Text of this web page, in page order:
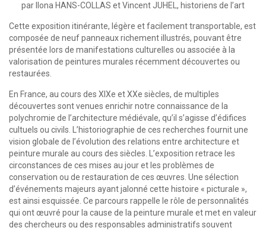
par Ilona HANS-COLLAS et Vincent JUHEL, historiens de l’art
Cette exposition itinérante, légère et facilement transportable, est
composée de neuf panneaux richement illustrés, pouvant être
présentée lors de manifestations culturelles ou associée à la
valorisation de peintures murales récemment découvertes ou
restaurées.
En France, au cours des XIXe et XXe siècles, de multiples
découvertes sont venues enrichir notre connaissance de la
polychromie de l’architecture médiévale, qu’il s’agisse d’édifices
cultuels ou civils. L’historiographie de ces recherches fournit une
vision globale de l’évolution des relations entre architecture et
peinture murale au cours des siècles. L’exposition retrace les
circonstances de ces mises au jour et les problèmes de
conservation ou de restauration de ces œuvres. Une sélection
d’événements majeurs ayant jalonné cette histoire « picturale »,
est ainsi esquissée. Ce parcours rappelle le rôle de personnalités
qui ont œuvré pour la cause de la peinture murale et met en valeur
des chercheurs ou des responsables administratifs souvent